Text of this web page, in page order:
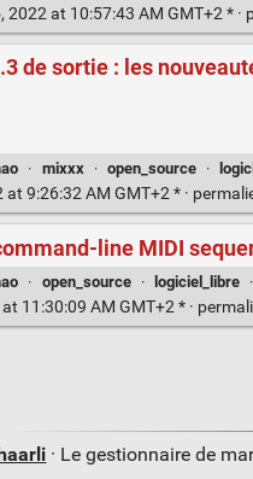
at 10:57:43 AM GMT+2 * ·
de sortie : les
· mixxx · open_source ·
9:26:32 AM GMT+2 * ·
line MIDI
· open_source · logiciel_libre ·
11:30:09 AM GMT+2 * ·
· Le gestionnaire de